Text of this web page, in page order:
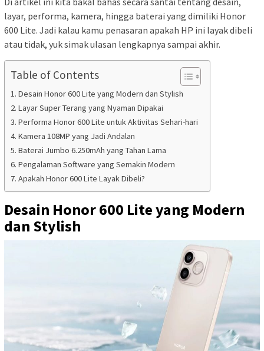
layar, performa, kamera, hingga baterai yang dimiliki Honor
600 Lite. Jadi kalau kamu penasaran apakah HP ini layak dibeli
atau tidak, yuk simak ulasan lengkapnya sampai akhir.
Table of Contents
Desain Honor 600 Lite yang Modern dan Stylish
Layar Super Terang yang Nyaman Dipakai
Performa Honor 600 Lite untuk Aktivitas Sehari-hari
Kamera 108MP yang Jadi Andalan
Baterai Jumbo 6.250mAh yang Tahan Lama
Pengalaman Software yang Semakin Modern
Apakah Honor 600 Lite Layak Dibeli?
Desain Honor 600 Lite yang Modern
dan Stylish